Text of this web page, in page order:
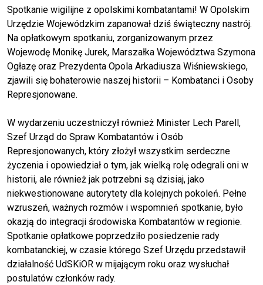
Spotkanie wigilijne z opolskimi kombatantami! W Opolskim
Urzędzie Wojewódzkim zapanował dziś świąteczny nastrój.
Na opłatkowym spotkaniu, zorganizowanym przez
Wojewodę Monikę Jurek, Marszałka Województwa Szymona
Ogłazę oraz Prezydenta Opola Arkadiusza Wiśniewskiego,
zjawili się bohaterowie naszej historii – Kombatanci i Osoby
Represjonowane.
W wydarzeniu uczestniczył również Minister Lech Parell ,
Szef Urząd do Spraw Kombatantów i Osób
Represjonowanych, który złożył wszystkim serdeczne
życzenia i opowiedział o tym, jak wielką rolę odegrali oni w
historii, ale również jak potrzebni są dzisiaj, jako
niekwestionowane autorytety dla kolejnych pokoleń. Pełne
wzruszeń, ważnych rozmów i wspomnień spotkanie, było
okazją do integracji środowiska Kombatantów w regionie.
Spotkanie opłatkowe poprzedziło posiedzenie rady
kombatanckiej, w czasie którego Szef Urzędu przedstawił
działalność UdSKiOR w mijającym roku oraz wysłuchał
postulatów członków rady.